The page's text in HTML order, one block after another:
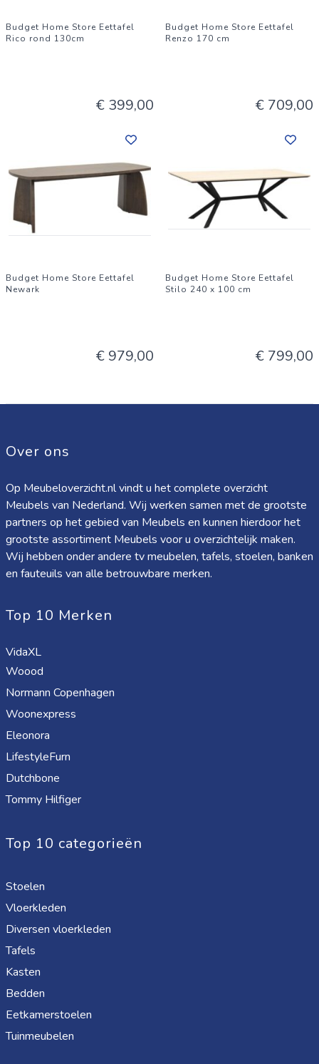
Budget Home Store Eettafel
Rico rond 130cm
€ 399,00
Budget Home Store Eettafel
Renzo 170 cm
€ 709,00
Budget Home Store Eettafel
Newark
€ 979,00
Budget Home Store Eettafel
Stilo 240 x 100 cm
€ 799,00
Over ons
Op Meubeloverzicht.nl vindt u het complete overzicht
Meubels van Nederland. Wij werken samen met de grootste
partners op het gebied van Meubels en kunnen hierdoor het
grootste assortiment Meubels voor u overzichtelijk maken.
Wij hebben onder andere tv meubelen, tafels, stoelen, banken
en fauteuils van alle betrouwbare merken.
Top 10 Merken
VidaXL
Woood
Normann Copenhagen
Woonexpress
Eleonora
LifestyleFurn
Dutchbone
Tommy Hilfiger
Top 10 categorieën
Stoelen
Vloerkleden
Diversen vloerkleden
Tafels
Kasten
Bedden
Eetkamerstoelen
Tuinmeubelen